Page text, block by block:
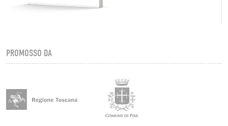
PROMOSSO DA